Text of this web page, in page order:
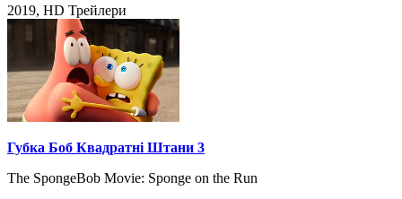
2019, HD Трейлери
Губка Боб Квадратні Штани 3
The SpongeBob Movie: Sponge on the Run